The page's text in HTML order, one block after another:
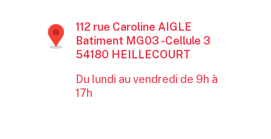
112 rue Caroline AIGLE
Batiment MG03 -Cellule 3
54180 HEILLECOURT
Du lundi au vendredi de 9h à
17h